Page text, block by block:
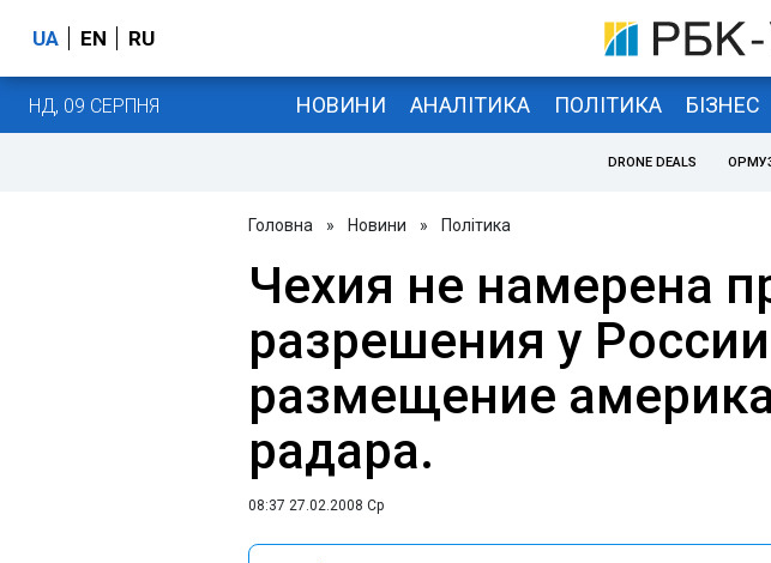
UA EN RU
НД, 09 СЕРПНЯ НОВИНИ АНАЛІТИКА ПОЛІТИКА БІЗНЕС
DRONE DEALS
Головна » Новини » Політика
Чехия не намерена
разрешения у
размещение
радара.
08:37 27.02.2008 Ср